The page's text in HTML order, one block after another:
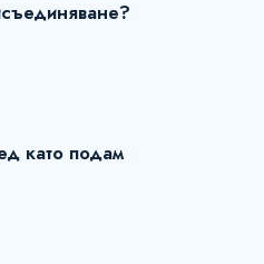
като подам